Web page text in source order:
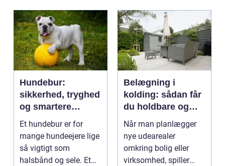
Hundebur:
sikkerhed, tryghed
og smartere
hverdag med hund
Et hundebur er for
mange hundeejere lige
så vigtigt som
halsbånd og sele. Et
Belægning i
kolding: sådan får
du holdbare og
flotte udearealer
Når man planlægger
nye udearealer
omkring bolig eller
virksomhed, spiller